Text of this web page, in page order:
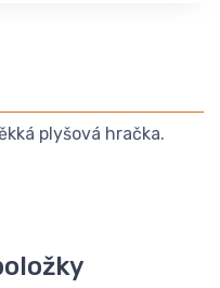
plyšová hračka.